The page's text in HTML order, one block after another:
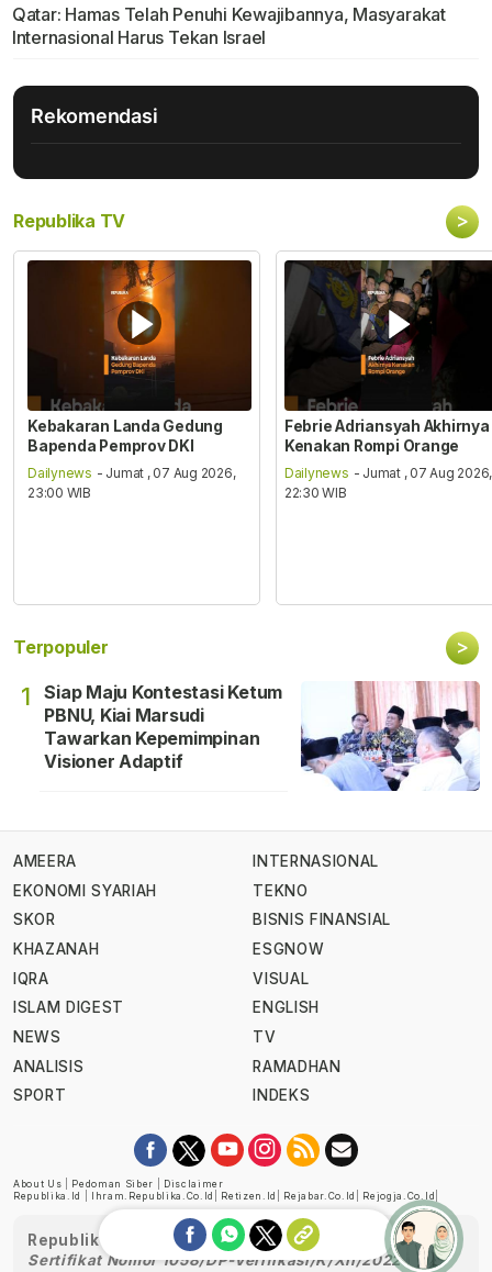
Qatar: Hamas Telah Penuhi Kewajibannya, Masyarakat
Internasional Harus Tekan Israel
Rekomendasi
Republika TV >
Kebakaran Landa Gedung
Bapenda Pemprov DKI
Dailynews - Jumat , 07 Aug 2026,
23:00 WIB
Febrie Adriansyah Akhirnya
Kenakan Rompi Orange
Dailynews - Jumat , 07 Aug 2026,
22:30 WIB
Terpopuler >
1
Siap Maju Kontestasi Ketum
PBNU, Kiai Marsudi
Tawarkan Kepemimpinan
Visioner Adaptif
AMEERA
EKONOMI SYARIAH
SKOR
KHAZANAH
IQRA
ISLAM DIGEST
NEWS
ANALISIS
SPORT
INTERNASIONAL
TEKNO
BISNIS FINANSIAL
ESGNOW
VISUAL
ENGLISH
TV
RAMADHAN
INDEKS
About Us Pedoman Siber
Disclaimer
Republika.id
Ihram.republika.co.id Retizen.id Rejabar.co.id Rejogja.co.id
Republika telah diverifikasi oleh Dewan Pers
Sertifikat Nomor 1058/DP-Verifikasi/K/XII/2022